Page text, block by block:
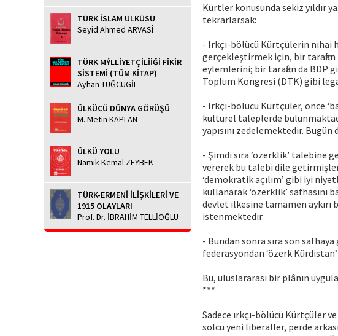
TÜRK İSLAM ÜLKÜSÜ
Seyid Ahmed ARVASÎ
TÜRK MÝLLİYETÇİLİİĞİ FİKİR
SİSTEMİ (TÜM KİTAP)
Ayhan TUĞCUGİL
ÜLKÜCÜ DÜNYA GÖRÜŞÜ
M. Metin KAPLAN
ÜLKÜ YOLU
Namık Kemal ZEYBEK
TÜRK-ERMENİ İLİŞKİLERİ VE
1915 OLAYLARI
Prof. Dr. İBRAHİM TELLİOĞLU
Kürtler konusunda sekiz yıldır
tekrarlarsak:
- Irkçı-bölücü Kürtçülerin nihai
gerçekleştirmek için, bir taraftan
eylemlerini; bir taraftan da BDP
Toplum Kongresi (DTK) gibi
- Irkçı-bölücü Kürtçüler, önce
kültürel taleplerde
yapısını zedelemektedir. Bugün
- Şimdi sıra ‘özerklik’ talebine
vererek bu talebi dile
‘demokratik açılım’ gibi iyi
kullanarak ‘özerklik’ safhasını
devlet ilkesine tamamen aykırı
istenmektedir.
- Bundan sonra sıra son
federasyondan ‘özerk
Bu, uluslararası bir plânın
***
Sadece ırkçı-bölücü Kürtçüler
solcu yeni liberaller, perde